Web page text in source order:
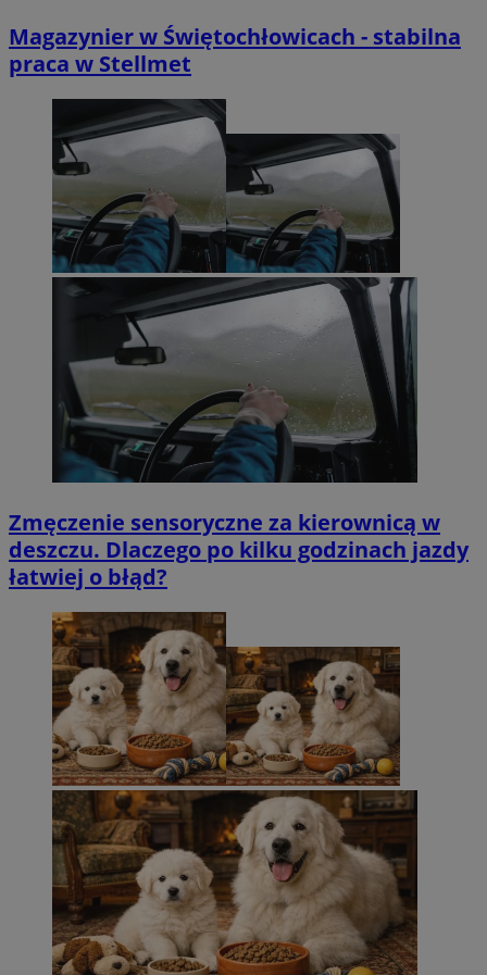
Magazynier w Świętochłowicach - stabilna
praca w Stellmet
Zmęczenie sensoryczne za kierownicą w
deszczu. Dlaczego po kilku godzinach jazdy
łatwiej o błąd?